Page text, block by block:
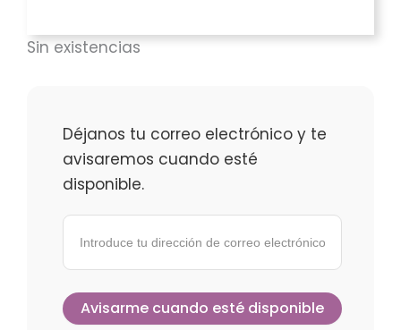
Sin existencias
Déjanos tu correo electrónico y te
avisaremos cuando esté
disponible.